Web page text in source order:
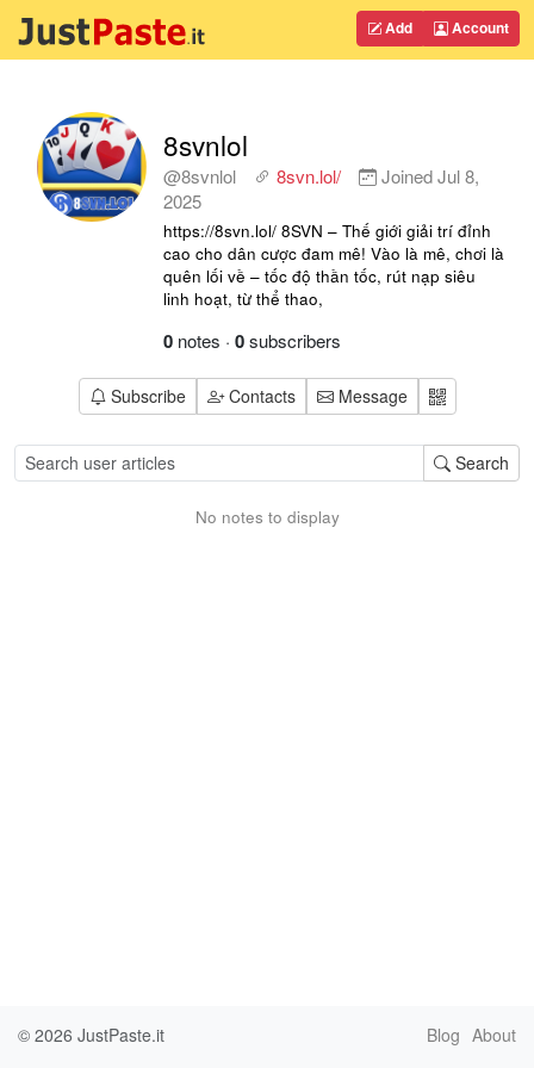
Add Account
8svnlol
@8svnlol 8svn.lol/ JoinedJul 8,
2025
https://8svn.lol/ 8SVN – Thế giới giải trí đỉnh
cao cho dân cược đam mê! Vào là mê, chơi là
quên lối về – tốc độ thần tốc, rút nạp siêu
linh hoạt, từ thể thao,
0 notes · 0subscribers
Subscribe Contacts Message
Search
No notes to display
© 2026 JustPaste.it Blog About